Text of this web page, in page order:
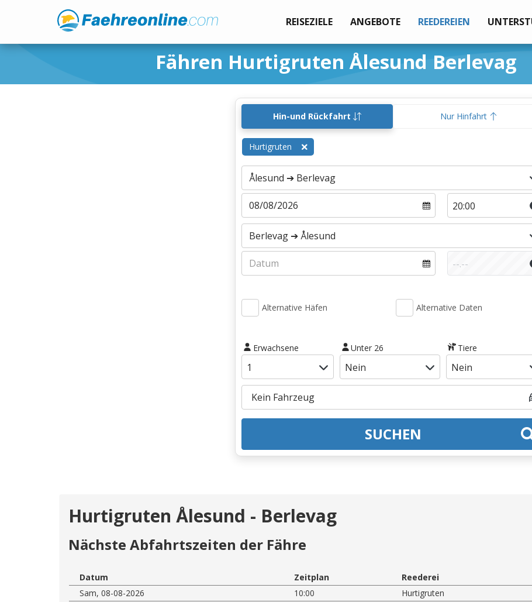
REISEZIELE ANGEBOTE REEDEREIEN
Fähren Hurtigruten Ålesund Berlevag
Hin-und Rückfahrt Nur Hinfahrt
Hurtigruten
Alternative Häfen Alternative Daten
Erwachsene Unter 26 Tiere
SUCHEN
Hurtigruten Ålesund - Berlevag
Nächste Abfahrtszeiten der Fähre
Datum Zeitplan Reederei
Sam, 08-08-2026
10:00 Hurtigruten